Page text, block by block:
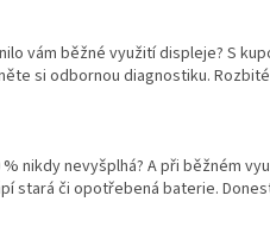
vám běžné využití displeje? S
si odbornou diagnostiku.
nikdy nevyšplhá? A při běžném
stará či opotřebená baterie.